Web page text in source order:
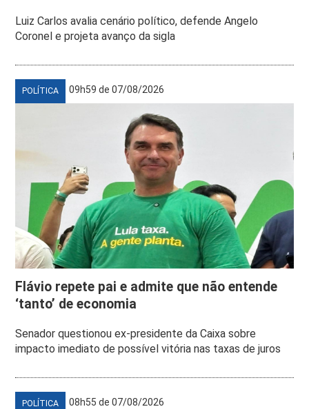
Luiz Carlos avalia cenário político, defende Angelo
Coronel e projeta avanço da sigla
POLÍTICA 09h59 de 07/08/2026
Flávio repete pai e admite que não entende
‘tanto’ de economia
Senador questionou ex-presidente da Caixa sobre
impacto imediato de possível vitória nas taxas de juros
POLÍTICA 08h55 de 07/08/2026